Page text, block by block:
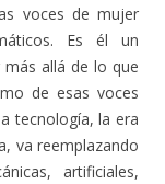
voces de mujer
Es él un
allá de lo que
de esas voces
tecnología, la era
va reemplazando
artificiales,